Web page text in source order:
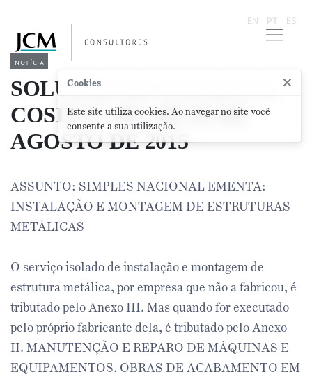
EN PT ES
notícia
SOLUÇÃO DE CONSULTA
COSIT Nº 201, DE 05 DE
AGOSTO DE 2015
ASSUNTO: SIMPLES NACIONAL EMENTA:
INSTALAÇÃO E MONTAGEM DE ESTRUTURAS
METÁLICAS
O serviço isolado de instalação e montagem de
estrutura metálica, por empresa que não a fabricou, é
tributado pelo Anexo III. Mas quando for executado
pelo próprio fabricante dela, é tributado pelo Anexo
II. MANUTENÇÃO E REPARO DE MÁQUINAS E
EQUIPAMENTOS. OBRAS DE ACABAMENTO EM
Cookies ×
Este site utiliza cookies. Ao navegar no site você
consente a sua utilização.